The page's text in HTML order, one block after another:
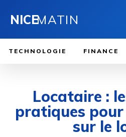
NICEMATIN
TECHNOLOGIE FINANCE
Locataire :
pratiques
sur le